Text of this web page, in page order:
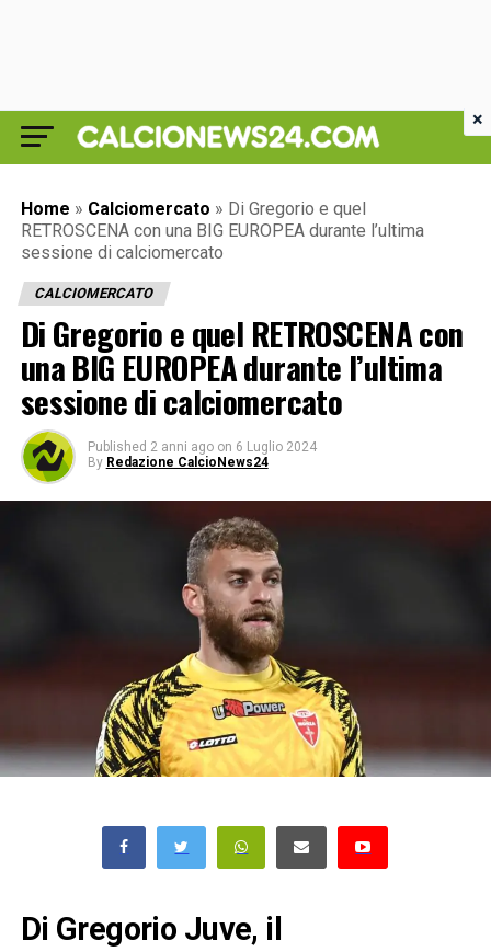
Home » Calciomercato » Di Gregorio e quel
RETROSCENA con una BIG EUROPEA durante l’ultima
sessione di calciomercato
CALCIOMERCATO
Di Gregorio e quel RETROSCENA con
una BIG EUROPEA durante l’ultima
sessione di calciomercato
Published 2 anni ago on 6 Luglio 2024
By Redazione CalcioNews24
Di Gregorio Juve, il
×